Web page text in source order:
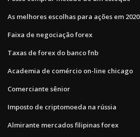
As melhores escolhas para ações em 2020
Faixa de negociação forex
Taxas de forex do banco fnb
Academia de comércio on-line chicago
Comerciante sênior
Imposto de criptomoeda na rússia
Almirante mercados filipinas forex